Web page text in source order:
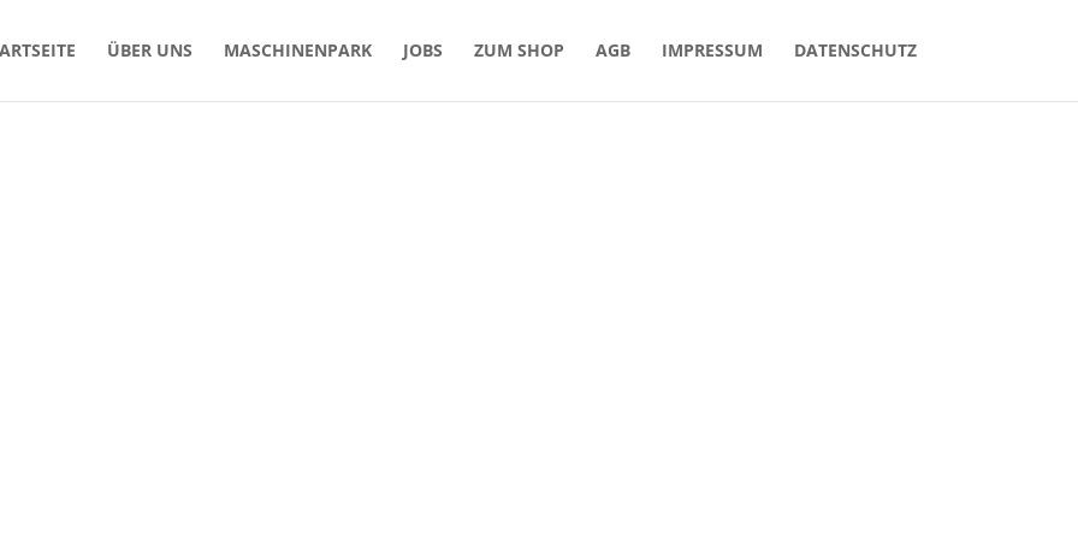
ÜBER UNS MASCHINENPARK JOBS ZUM SHOP AGB IMPRESSUM DATENSCHUTZ